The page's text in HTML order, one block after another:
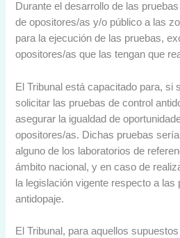
Durante el desarrollo de las
de opositores/as y/o público a las
para la ejecución de las pruebas,
opositores/as que las tengan que
El Tribunal está capacitado para, si
solicitar las pruebas de control
asegurar la igualdad de
opositores/as. Dichas pruebas
alguno de los laboratorios de
ámbito nacional, y en caso de
la legislación vigente respecto a las
antidopaje.
El Tribunal, para aquellos